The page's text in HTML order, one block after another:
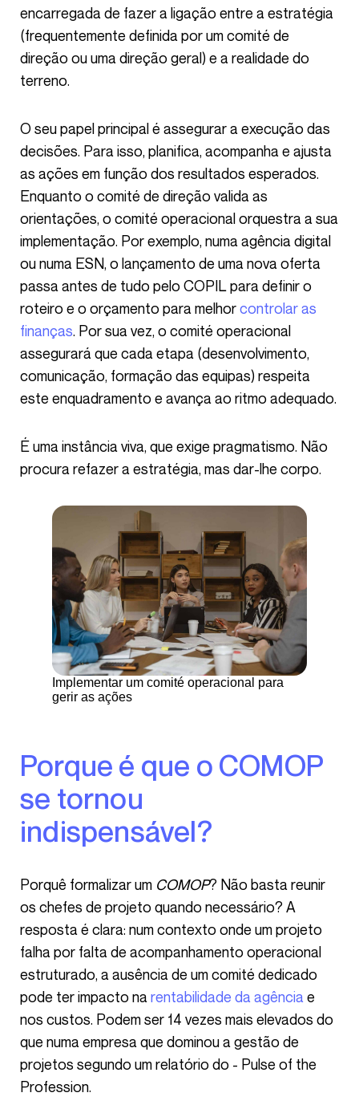
encarregada de fazer a ligação entre a estratégia
(frequentemente definida por um comité de
direção ou uma direção geral) e a realidade do
terreno.
O seu papel principal é assegurar a execução das
decisões. Para isso, planifica, acompanha e ajusta
as ações em função dos resultados esperados.
Enquanto o comité de direção valida as
orientações, o comité operacional orquestra a sua
implementação. Por exemplo, numa agência digital
ou numa ESN, o lançamento de uma nova oferta
passa antes de tudo pelo COPIL para definir o
roteiro e o orçamento para melhorcontrolar as
finanças. Por sua vez, o comité operacional
assegurará que cada etapa (desenvolvimento,
comunicação, formação das equipas) respeita
este enquadramento e avança ao ritmo adequado.
É uma instância viva, que exige pragmatismo. Não
procura refazer a estratégia, mas dar-lhe corpo.
Implementar um comité operacional para
gerir as ações
Porque é que o COMOP
se tornou
indispensável?
Porquê formalizar um COMOP? Não basta reunir
os chefes de projeto quando necessário? A
resposta é clara: num contexto onde um projeto
falha por falta de acompanhamento operacional
estruturado, a ausência de um comité dedicado
pode ter impacto na rentabilidade da agência e
nos custos. Podem ser 14 vezes mais elevados do
que numa empresa que dominou a gestão de
projetos segundo um relatório do - Pulse of the
Profession.